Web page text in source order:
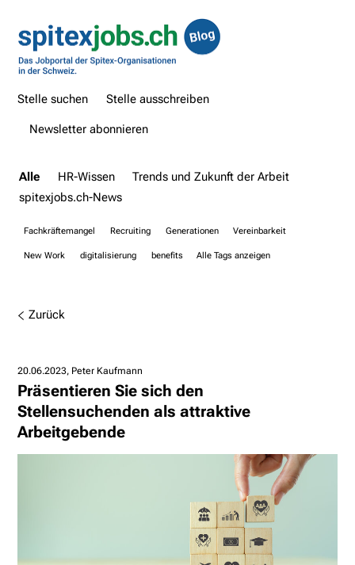
Stelle ausschreiben
Stelle suchen
Newsletter abonnieren
Alle HR-Wissen
Trends und Zukunft der Arbeit
spitexjobs.ch-News
Fachkräftemangel Recruiting Generationen Vereinbarkeit
New Work digitalisierung benefits Alle Tags anzeigen
Zurück
20.06.2023 Peter Kaufmann
Präsentieren Sie sich den
Stellensuchenden als attraktive
Arbeitgebende